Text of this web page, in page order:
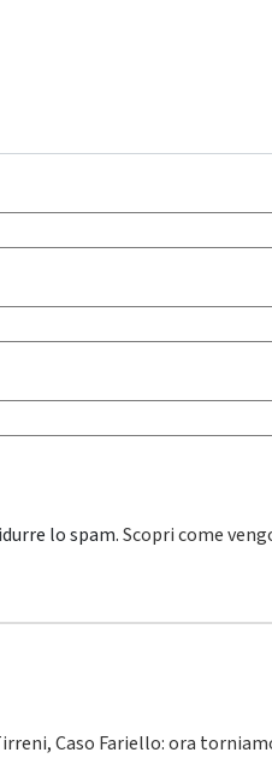
lo spam.Scopri come
Caso Fariello: ora